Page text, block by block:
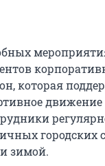
которая
городских
зимой.